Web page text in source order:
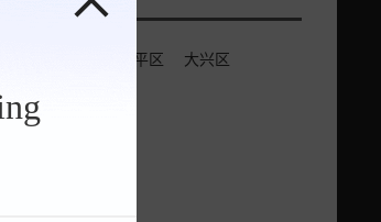
昌平区
大兴区